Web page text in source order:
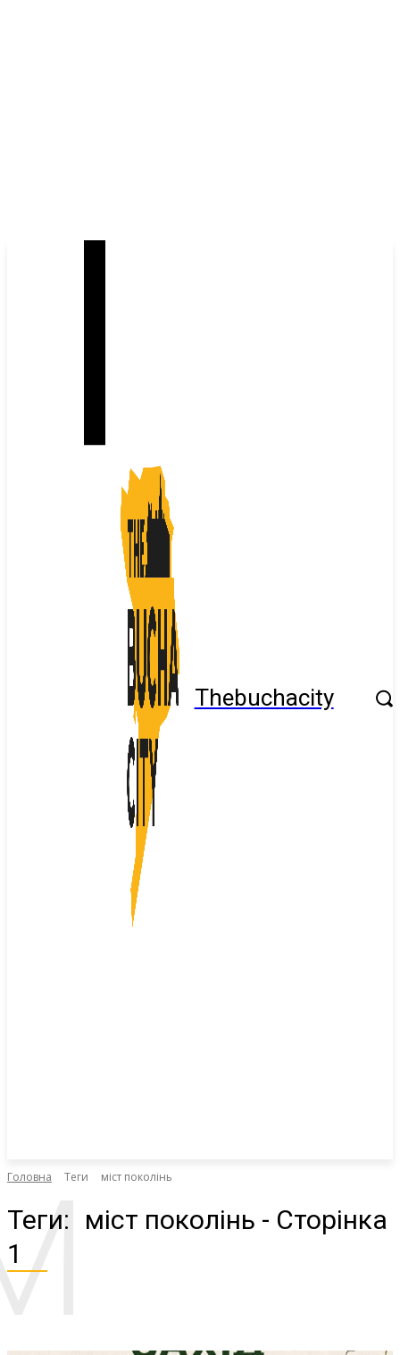
Thebuchacity
Головна Теги міст поколінь
Теги: міст поколінь - Сторінка
1